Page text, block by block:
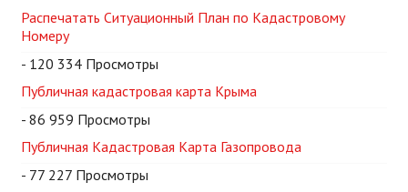
Распечатать Ситуационный План по Кадастровому
Номеру
- 120 334 Просмотры
Публичная кадастровая карта Крыма
- 86 959 Просмотры
Публичная Кадастровая Карта Газопровода
- 77 227 Просмотры